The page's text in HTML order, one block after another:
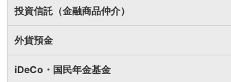
医療保険
就業不能保険
海外旅行保険
投資信託（金融商品仲介）
外貨預金
iDeCo・国民年金基金